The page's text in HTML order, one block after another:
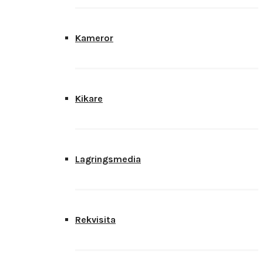
Kameror
Kikare
Lagringsmedia
Rekvisita